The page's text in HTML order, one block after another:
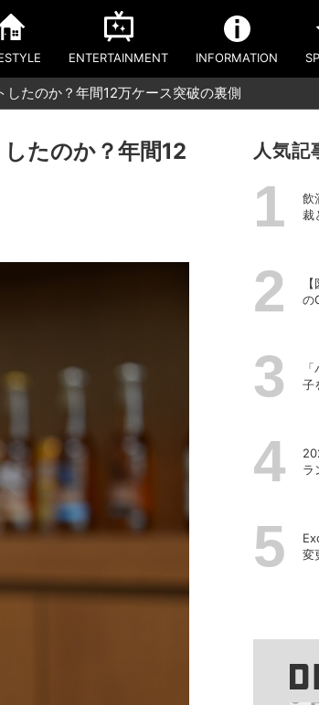
ENTERTAINMENT INFORMATION
たのか？年間12万ケース突破の裏側
たのか？年間12
人気記
飲
裁
の
子
ラ
変